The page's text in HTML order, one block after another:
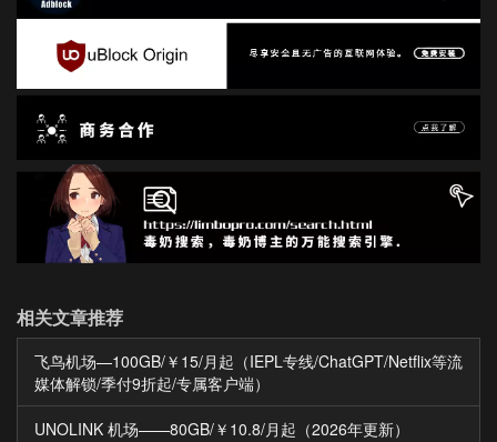
相关文章推荐
飞鸟机场—100GB/￥15/月起（IEPL专线/ChatGPT/Netflix等流
媒体解锁/季付9折起/专属客户端）
UNOLINK 机场——80GB/￥10.8/月起（2026年更新）